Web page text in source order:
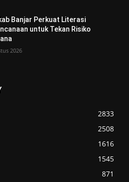
Banjar Perkuat Literasi
untuk Tekan Risiko
2026
2833
2508
1616
1545
871